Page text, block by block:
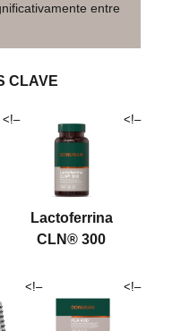
entre
CLAVE
<!–
Lactoferrina
CLN® 300
<!–
<!– <!–